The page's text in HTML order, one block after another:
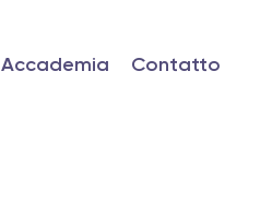
Accademia Contatto